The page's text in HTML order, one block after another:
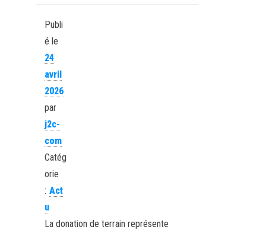
Publi
é le
24
avril
2026
par
j2c-
com
Catég
orie
: Act
u
La donation de terrain représente